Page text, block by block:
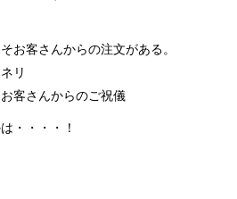
お客さんからの注文がある。
リ
客さんからのご祝儀
・・・・！